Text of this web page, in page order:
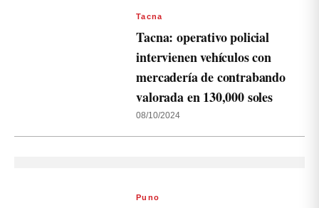
Tacna
Tacna: operativo policial
intervienen vehículos con
mercadería de contrabando
valorada en 130,000 soles
08/10/2024
Puno